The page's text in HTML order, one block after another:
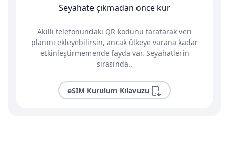
Seyahate çıkmadan önce kur
Akıllı telefonundaki QR kodunu taratarak veri
planını ekleyebilirsin, ancak ülkeye varana kadar
etkinleştirmemende fayda var. Seyahatlerin
sırasında..
eSIM Kurulum Kılavuzu